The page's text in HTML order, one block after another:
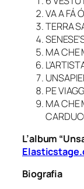
VA A FÁ
TERRA
MA CHE
PE
MA CHE
L’album
Biografia